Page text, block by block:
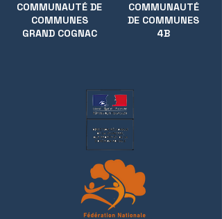
COMMUNAUTÉ DE
COMMUNES
GRAND COGNAC
COMMUNAUTÉ
DE COMMUNES
4B